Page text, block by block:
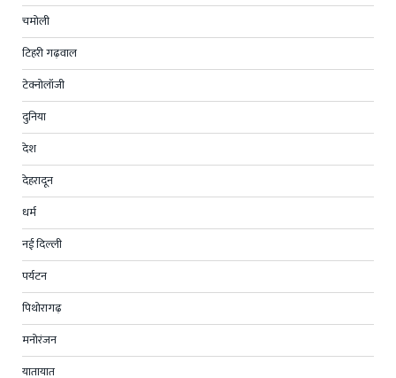
चमोली
टिहरी गढ़वाल
टेक्नोलॉजी
दुनिया
देश
देहरादून
धर्म
नई दिल्ली
पर्यटन
पिथोरागढ़
मनोरंजन
यातायात